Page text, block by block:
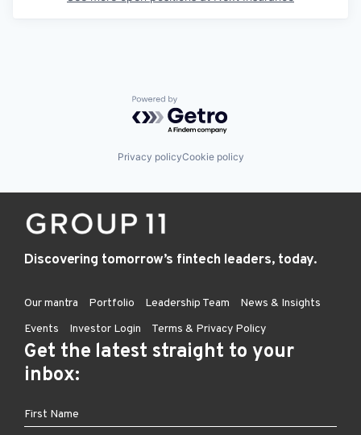
Powered by Getro.com
Privacy policyCookie policy
Discovering tomorrow’s fintech leaders, today.
Our mantra Portfolio Leadership Team
News & Insights
Events
Investor Login Terms & Privacy Policy
Get the latest straight to your
inbox: